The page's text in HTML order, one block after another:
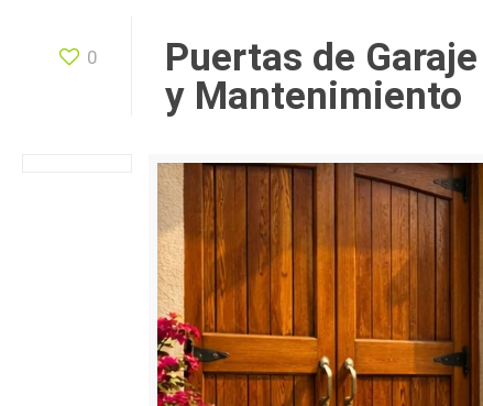
0
Puertas de
y Mantenimiento